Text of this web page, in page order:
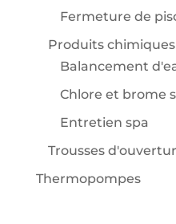
Fermeture de
Produits chimiques
Balancement
Chlore et brome
Entretien spa
Trousses
Thermopompes